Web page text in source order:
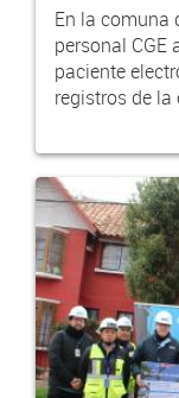
En la comuna
personal
paciente
registros de la